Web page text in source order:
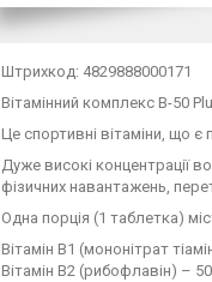
Штрихкод: 4829888000171
Вітамінний комплекс B-50
Це спортивні вітаміни, що
Дуже високі концентрації
фізичних навантажень,
Одна порція (1 таблетка)
Вітамін В1 (мононітрат
Вітамін В2 (рибофлавін) –